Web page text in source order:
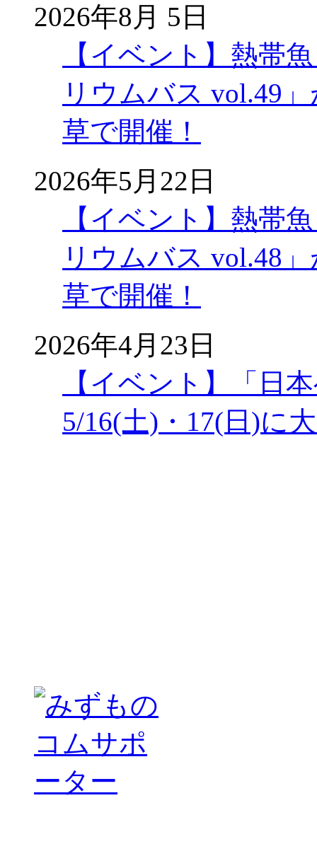
2026年8月 5日
【イベント】熱帯
リウムバス vol.49
草で開催！
2026年5月22日
【イベント】熱帯
リウムバス vol.48
草で開催！
2026年4月23日
【イベント】「日
5/16(土)・17(日)に